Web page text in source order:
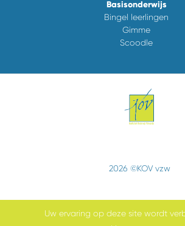
Basisonderwijs
Bingel leerlingen
Gimme
Scoodle
2026 ©KOV vzw
Uw ervaring op deze site wordt